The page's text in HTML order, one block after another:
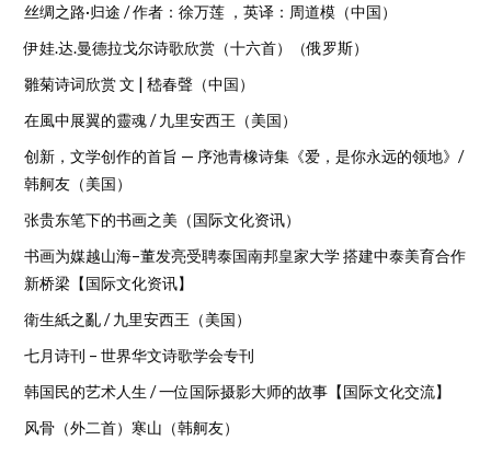
丝绸之路·归途 / 作者：徐万莲 ，英译：周道模（中国）
伊娃.达.曼德拉戈尔诗歌欣赏（十六首）（俄罗斯）
雛菊诗词欣赏 文 | 嵇春聲（中国）
在風中展翼的靈魂 / 九里安西王（美国）
创新，文学创作的首旨 — 序池青橡诗集《爱，是你永远的领地》/
韩舸友（美国）
张贵东笔下的书画之美（国际文化资讯）
书画为媒越山海–董发亮受聘泰国南邦皇家大学 搭建中泰美育合作
新桥梁【国际文化资讯】
衛生紙之亂 / 九里安西王（美国）
七月诗刊 – 世界华文诗歌学会专刊
韩国民的艺术人生 / 一位国际摄影大师的故事【国际文化交流】
风骨（外二首）寒山（韩舸友）